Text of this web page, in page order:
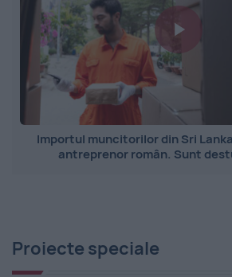
Importul muncitorilor din Sri
antreprenor român. Sunt
Proiecte speciale